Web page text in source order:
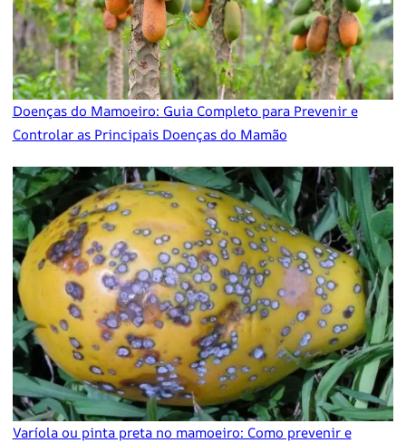
Doenças do Mamoeiro: Guia Completo para Prevenir e
Controlar as Principais Doenças do Mamão
Varíola ou pinta preta no mamoeiro: Como prevenir e